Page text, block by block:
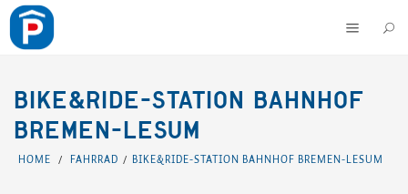
BIKE&RIDE-STATION BAHNHOF
BREMEN-LESUM
HOME / FAHRRAD / BIKE&RIDE-STATION BAHNHOF BREMEN-LESUM